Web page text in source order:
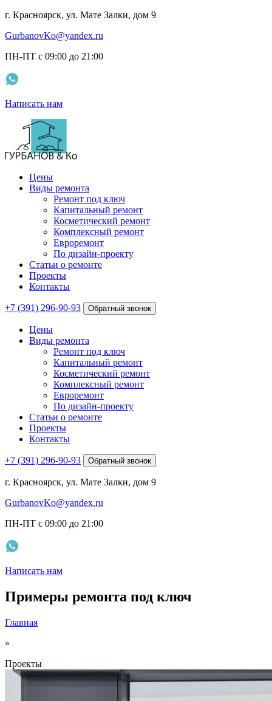
г. Красноярск, ул. Мате Залки, дом 9
GurbanovKo@yandex.ru
ПН-ПТ с 09:00 до 21:00
Написать нам
Цены
Виды ремонта
Ремонт под ключ
Капитальный ремонт
Косметический ремонт
Комплексный ремонт
Евроремонт
По дизайн-проекту
Статьи о ремонте
Проекты
Контакты
+7 (391) 296-90-93 Обратный звонок
Цены
Виды ремонта
Ремонт под ключ
Капитальный ремонт
Косметический ремонт
Комплексный ремонт
Евроремонт
По дизайн-проекту
Статьи о ремонте
Проекты
Контакты
+7 (391) 296-90-93 Обратный звонок
г. Красноярск, ул. Мате Залки, дом 9
GurbanovKo@yandex.ru
ПН-ПТ с 09:00 до 21:00
Написать нам
Примеры ремонта под ключ
Главная
»
Проекты